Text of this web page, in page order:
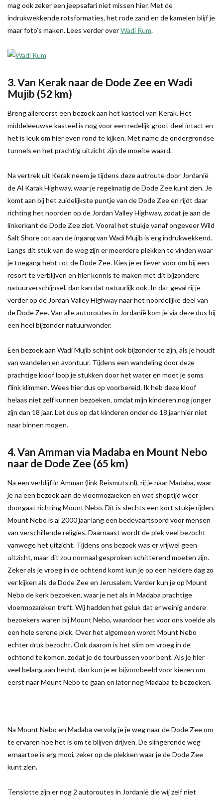
mag ook zeker een jeepsafari niet missen hier. Met de
indrukwekkende rotsformaties, het rode zand en de kamelen blijf je
maar foto’s maken. Lees verder overWadi Rum.
3. Van Kerak naar de Dode Zee en Wadi
Mujib (52 km)
Breng allereerst een bezoek aan het kasteel van Kerak. Het
middeleeuwse kasteel is nog voor een redelijk groot deel intact en
het is leuk om hier even rond te kijken. Met name de ondergrondse
tunnels en het prachtig uitzicht zijn de moeite waard.
Na vertrek uit Kerak neem je tijdens deze autroute door Jordanië
de Al Karak Highway, waar je regelmatig de Dode Zee kunt zien. Je
komt aan bij het zuidelijkste puntje van de Dode Zee en rijdt daar
richting het noorden op de Jordan Valley Highway, zodat je aan de
linkerkant de Dode Zee ziet. Vooral het stukje vanaf ongeveer Wild
Salt Shore tot aan de ingang van Wadi Mujib is erg indrukwekkend.
Langs dit stuk van de weg zijn er meerdere plekken te vinden waar
je toegang hebt tot de Dode Zee. Kies je er liever voor om bij een
resort te verblijven en hier kennis te maken met dit bijzondere
natuurverschijnsel, dan kan dat natuurlijk ook. In dat geval rij je
verder op de Jordan Valley Highway naar het noordelijke deel van
de Dode Zee. Van alle autoroutes in Jordanië kom je via deze dus bij
een heel bijzonder natuurwonder.
Een bezoek aan Wadi Mujib schijnt ook bijzonder te zijn, als je houdt
van wandelen en avontuur. Tijdens een wandeling door deze
prachtige kloof loop je stukken door het water en moet je soms
flink klimmen. Wees hier dus op voorbereid. Ik heb deze kloof
helaas niet zelf kunnen bezoeken, omdat mijn kinderen nog jonger
zijn dan 18 jaar. Let dus op dat kinderen onder de 18 jaar hier niet
naar binnen mogen.
4. Van Amman via Madaba en Mount Nebo
naar de Dode Zee (65 km)
Na een verblijf in Amman (link Reismuts.nl), rij je naar Madaba, waar
je na een bezoek aan de vloermozaïeken en wat shoptijd weer
doorgaat richting Mount Nebo. Dit is slechts een kort stukje rijden.
Mount Nebo is al 2000 jaar lang een bedevaartsoord voor mensen
van verschillende religies. Daarnaast wordt de plek veel bezocht
vanwege het uitzicht. Tijdens ons bezoek was er vrijwel geen
uitzicht, maar dit zou normaal gesproken schitterend moeten zijn.
Zeker als je vroeg in de ochtend komt kun je op een heldere dag zo
ver kijken als de Dode Zee en Jerusalem. Verder kun je op Mount
Nebo de kerk bezoeken, waar je net als in Madaba prachtige
vloermozaïeken treft. Wij hadden het geluk dat er weinig andere
bezoekers waren bij Mount Nebo, waardoor het voor ons voelde als
een hele serene plek. Over het algemeen wordt Mount Nebo
echter druk bezocht. Ook daarom is het slim om vroeg in de
ochtend te komen, zodat je de tourbussen voor bent. Als je hier
veel belang aan hecht, dan kun je er bijvoorbeeld voor kiezen om
eerst naar Mount Nebo te gaan en later nog Madaba te bezoeken.
Na Mount Nebo en Madaba vervolg je je weg naar de Dode Zee om
te ervaren hoe het is om te blijven drijven. De slingerende weg
ernaartoe is erg mooi, zeker op de plekken waar je de Dode Zee
kunt zien.
Tenslotte zijn er nog 2 autoroutes in Jordanië die wij zelf niet